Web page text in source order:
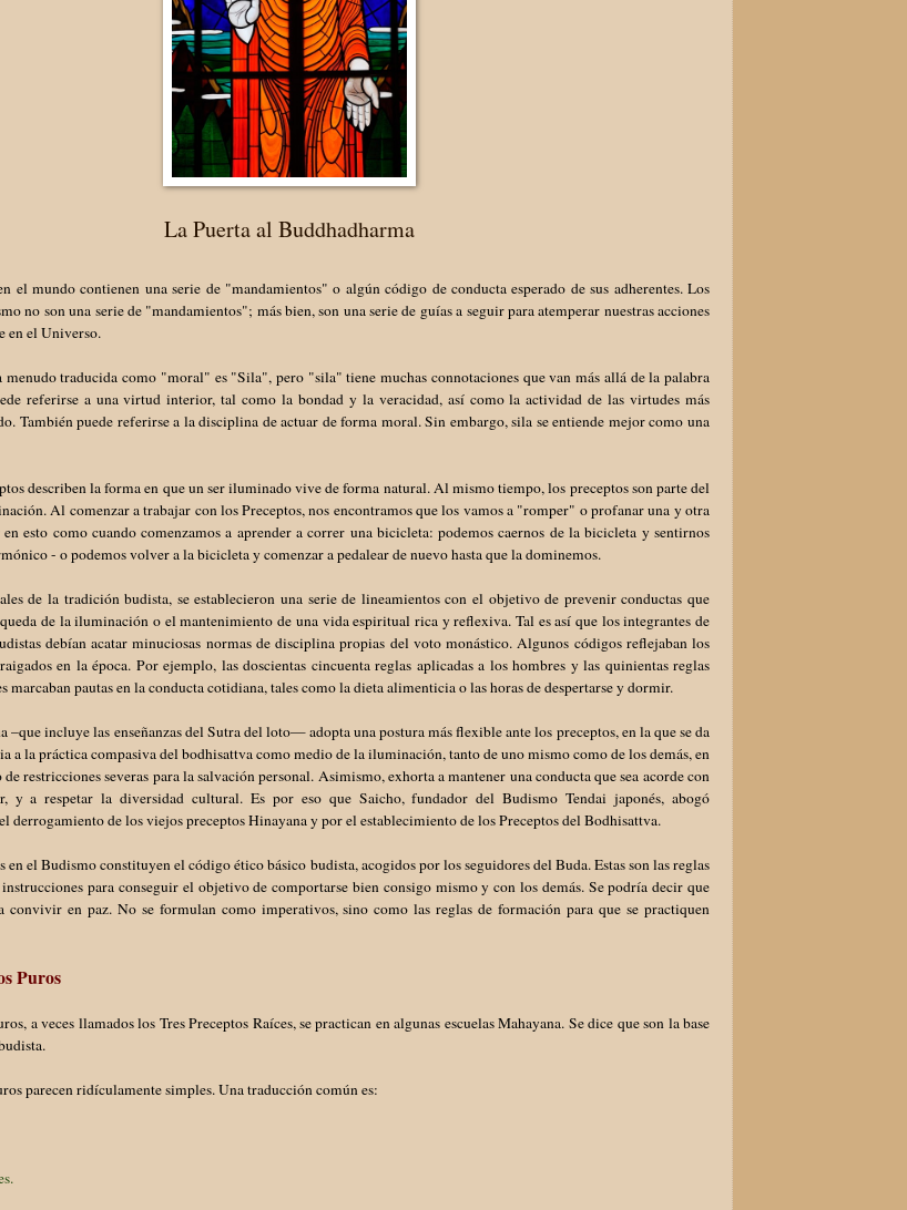
La Puerta al Buddhadharma
el mundo contienen una serie de "mandamientos" o algún código de conducta esperado de sus adherentes. Los
no son una serie de "mandamientos"; más bien, son una serie de guías a seguir para atemperar nuestras acciones
en el Universo.
menudo traducida como "moral" es "Sila", pero "sila" tiene muchas connotaciones que van más allá de la palabra
referirse a una virtud interior, tal como la bondad y la veracidad, así como la actividad de las virtudes más
También puede referirse a la disciplina de actuar de forma moral. Sin embargo, sila se entiende mejor como una
describen la forma en que un ser iluminado vive de forma natural. Al mismo tiempo, los preceptos son parte del
Al comenzar a trabajar con los Preceptos, nos encontramos que los vamos a "romper" o profanar una y otra
en esto como cuando comenzamos a aprender a correr una bicicleta: podemos caernos de la bicicleta y sentirnos
- o podemos volver a la bicicleta y comenzar a pedalear de nuevo hasta que la dominemos.
de la tradición budista, se establecieron una serie de lineamientos con el objetivo de prevenir conductas que
de la iluminación o el mantenimiento de una vida espiritual rica y reflexiva. Tal es así que los integrantes de
debían acatar minuciosas normas de disciplina propias del voto monástico. Algunos códigos reflejaban los
en la época. Por ejemplo, las doscientas cincuenta reglas aplicadas a los hombres y las quinientas reglas
marcaban pautas en la conducta cotidiana, tales como la dieta alimenticia o las horas de despertarse y dormir.
–que incluye las enseñanzas del Sutra del loto— adopta una postura más flexible ante los preceptos, en la que se da
a la práctica compasiva del bodhisattva como medio de la iluminación, tanto de uno mismo como de los demás, en
restricciones severas para la salvación personal. Asimismo, exhorta a mantener una conducta que sea acorde con
a respetar la diversidad cultural. Es por eso que Saicho, fundador del Budismo Tendai japonés, abogó
derrogamiento de los viejos preceptos Hinayana y por el establecimiento de los Preceptos del Bodhisattva.
en el Budismo constituyen el código ético básico budista, acogidos por los seguidores del Buda. Estas son las reglas
para conseguir el objetivo de comportarse bien consigo mismo y con los demás. Se podría decir que
convivir en paz. No se formulan como imperativos, sino como las reglas de formación para que se practiquen
Puros
a veces llamados los Tres Preceptos Raíces, se practican en algunas escuelas Mahayana. Se dice que son la base
parecen ridículamente simples. Una traducción común es: